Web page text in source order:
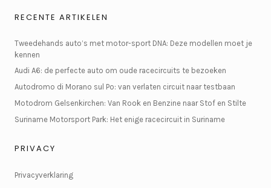
RECENTE ARTIKELEN
Tweedehands auto’s met motor-sport DNA: Deze modellen moet je
kennen
Audi A6: de perfecte auto om oude racecircuits te bezoeken
Autodromo di Morano sul Po: van verlaten circuit naar testbaan
Motodrom Gelsenkirchen: Van Rook en Benzine naar Stof en Stilte
Suriname Motorsport Park: Het enige racecircuit in Suriname
PRIVACY
Privacyverklaring